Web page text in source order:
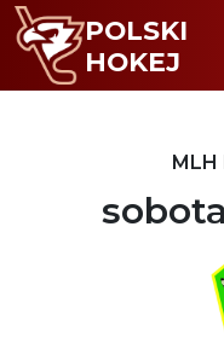
POLSKI
HOKEJ
MLH